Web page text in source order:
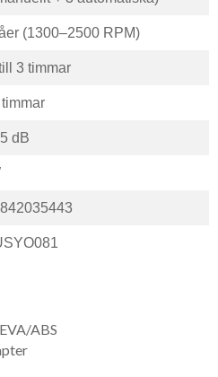
(1300–2500 RPM)
3 timmar
dB
ABS